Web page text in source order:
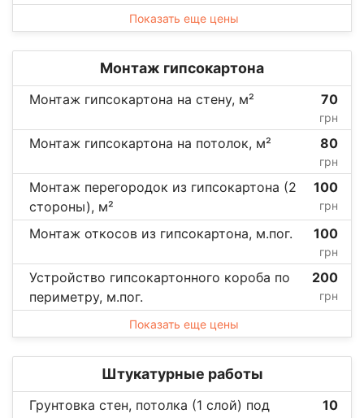
Показать еще цены
Монтаж гипсокартона
Монтаж гипсокартона на стену, м² 70
грн
Монтаж гипсокартона на потолок, м² 80
грн
Монтаж перегородок из гипсокартона (2
стороны), м²
100
грн
Монтаж откосов из гипсокартона, м.пог. 100
грн
Устройство гипсокартонного короба по
периметру, м.пог.
200
грн
Показать еще цены
Штукатурные работы
Грунтовка стен, потолка (1 слой) под
10